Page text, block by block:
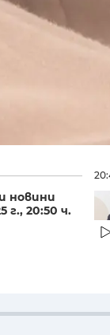
новини
г., 20:50 ч.